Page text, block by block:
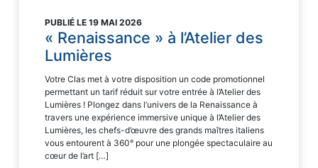
PUBLIÉ LE 19 MAI 2026
« Renaissance » à l’Atelier des
Lumières
Votre Clas met à votre disposition un code promotionnel
permettant un tarif réduit sur votre entrée à l’Atelier des
Lumières ! Plongez dans l’univers de la Renaissance à
travers une expérience immersive unique à l’Atelier des
Lumières, les chefs-d’œuvre des grands maîtres italiens
vous entourent à 360° pour une plongée spectaculaire au
cœur de l’art […]